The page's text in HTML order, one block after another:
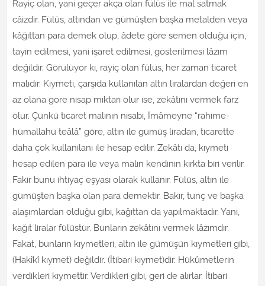
Rayiç olan, yani geçer akça olan fülüs ile mal satmak
câizdir. Fülüs, altından ve gümüşten başka metalden veya
kâğıttan para demek olup, âdete göre semen olduğu için,
tayin edilmesi, yani işaret edilmesi, gösterilmesi lâzım
değildir. Görülüyor ki, rayiç olan fülüs, her zaman ticaret
malıdır. Kıymeti, çarşıda kullanılan altın liralardan değeri en
az olana göre nisap miktarı olur ise, zekâtını vermek farz
olur. Çünkü ticaret malının nisabı, İmâmeyne “rahime-
hümallahü teâlâ” göre, altın ile gümüş liradan, ticarette
daha çok kullanılanı ile hesap edilir. Zekâtı da, kıymeti
hesap edilen para ile veya malın kendinin kırkta biri verilir.
Fakir bunu ihtiyaç eşyası olarak kullanır. Fülüs, altın ile
gümüşten başka olan para demektir. Bakır, tunç ve başka
alaşımlardan olduğu gibi, kağıttan da yapılmaktadır. Yani,
kağıt liralar fülüstür. Bunların zekâtını vermek lâzımdır.
Fakat, bunların kıymetleri, altın ile gümüşün kıymetleri gibi,
(Hakîkî kıymet) değildir. (İtibari kıymet)dir. Hükûmetlerin
verdikleri kıymettir. Verdikleri gibi, geri de alırlar. İtibari